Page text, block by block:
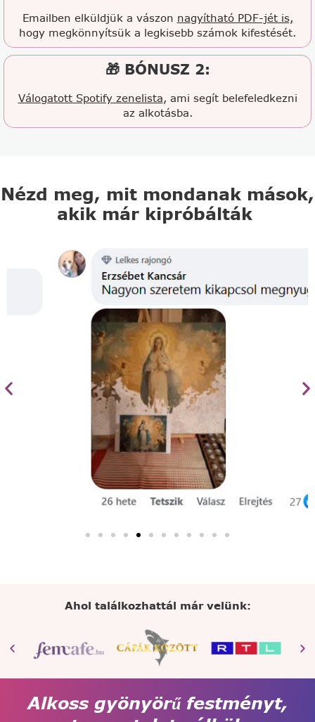
Emailben elküldjük a vászon nagyítható PDF-jét is,
hogy megkönnyítsük a legkisebb számok kifestését.
🎁 BÓNUSZ 2:
Válogatott Spotify zenelista, ami segít belefeledkezni
az alkotásba.
Nézd meg, mit mondanak mások,
akik már kipróbálták
Ahol találkozhattál már velünk:
Alkoss gyönyörű festményt,